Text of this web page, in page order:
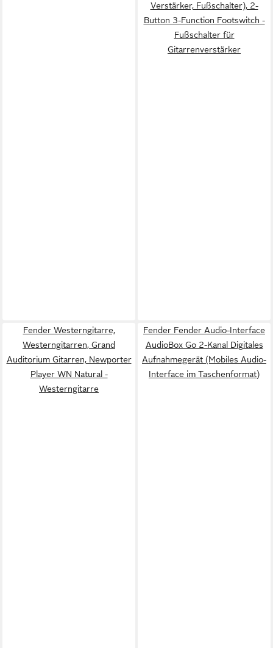
Verstärker, Fußschalter), 2-
Button 3-Function Footswitch -
Fußschalter für
Gitarrenverstärker
Fender Westerngitarre,
Westerngitarren, Grand
Auditorium Gitarren, Newporter
Player WN Natural -
Westerngitarre
Fender Fender Audio-Interface
AudioBox Go 2-Kanal Digitales
Aufnahmegerät (Mobiles Audio-
Interface im Taschenformat)